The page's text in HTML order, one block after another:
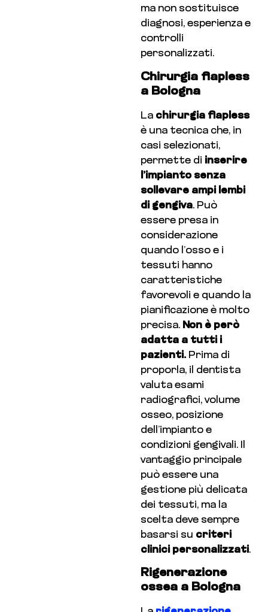
ma non sostituisce
diagnosi, esperienza e
controlli
personalizzati.
Chirurgia flapless
a Bologna
La chirurgia flapless
è una tecnica che, in
casi selezionati,
permette di inserire
l’impianto senza
sollevare ampi lembi
di gengiva. Può
essere presa in
considerazione
quando l’osso e i
tessuti hanno
caratteristiche
favorevoli e quando la
pianificazione è molto
precisa. Non è però
adatta a tutti i
pazienti. Prima di
proporla, il dentista
valuta esami
radiografici, volume
osseo, posizione
dell’impianto e
condizioni gengivali. Il
vantaggio principale
può essere una
gestione più delicata
dei tessuti, ma la
scelta deve sempre
basarsi su criteri
clinici personalizzati.
Rigenerazione
ossea a Bologna